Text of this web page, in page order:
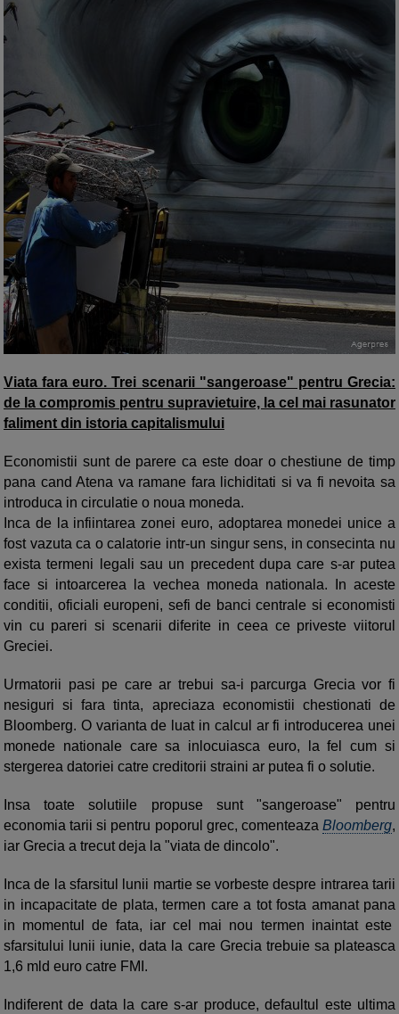
Viata fara euro. Trei scenarii "sangeroase" pentru Grecia:
de la compromis pentru supravietuire, la cel mai rasunator
faliment din istoria capitalismului
Economistii sunt de parere ca este doar o chestiune de timp
pana cand Atena va ramane fara lichiditati si va fi nevoita sa
introduca in circulatie o noua moneda.
Inca de la infiintarea zonei euro, adoptarea monedei unice a
fost vazuta ca o calatorie intr-un singur sens, in consecinta nu
exista termeni legali sau un precedent dupa care s-ar putea
face si intoarcerea la vechea moneda nationala. In aceste
conditii, oficiali europeni, sefi de banci centrale si economisti
vin cu pareri si scenarii diferite in ceea ce priveste viitorul
Greciei.
Urmatorii pasi pe care ar trebui sa-i parcurga Grecia vor fi
nesiguri si fara tinta, apreciaza economistii chestionati de
Bloomberg. O varianta de luat in calcul ar fi introducerea unei
monede nationale care sa inlocuiasca euro, la fel cum si
stergerea datoriei catre creditorii straini ar putea fi o solutie.
Insa toate solutiile propuse sunt "sangeroase" pentru
economia tarii si pentru poporul grec, comenteaza Bloomberg,
iar Grecia a trecut deja la "viata de dincolo".
Inca de la sfarsitul lunii martie se vorbeste despre intrarea tarii
in incapacitate de plata, termen care a tot fosta amanat pana
in momentul de fata, iar cel mai nou termen inaintat este
sfarsitului lunii iunie, data la care Grecia trebuie sa plateasca
1,6 mld euro catre FMI.
Indiferent de data la care s-ar produce, defaultul este ultima